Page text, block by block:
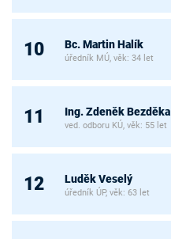
10 Bc. Martin Halík
úředník MÚ, věk: 34 let
11 Ing. Zdeněk Bezděka
ved. odboru KÚ, věk: 55 let
12 Luděk Veselý
úředník ÚP, věk: 63 let